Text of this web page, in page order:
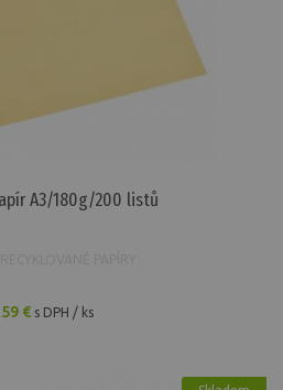
A3/180g/200 listů
€ s DPH / ks